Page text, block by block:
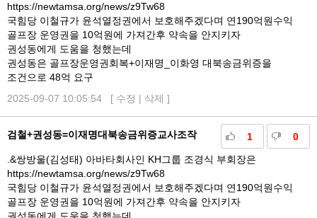
https://newtamsa.org/news/z9Tw68
국힘당 이철규가 윤석열정권에서 보호해주겠다며 연190억원수익
골프장 운영권을 10억원에 가져간후 약속을 안지키자
권성동에게 도움을 청했는데
권성동은 골프장운영권회복+이재명_이화영 대북송금위증을
조건으로 48억 요구
2025-09-07 10:05:54 [ 수정 | 삭제 ]
1 0
검철+권성동=이재명대북송금위증교사조작
.&쌍방울(김성태) 아바타회사인 KH그룹 조경식 부회장은
https://newtamsa.org/news/z9Tw68
국힘당 이철규가 윤석열정권에서 보호해주겠다며 연190억원수익
골프장 운영권을 10억원에 가져간후 약속을 안지키자